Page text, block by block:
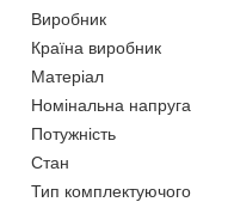
Виробник
Країна виробник
Матеріал
Номінальна напруга
Потужність
Стан
Тип комплектуючого